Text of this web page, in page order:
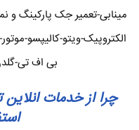
مینابی-تعمیر جک پارکینگ و
الکتروپیک-ویتو-کالیپسو-
بی اف تی-
چرا از خدمات